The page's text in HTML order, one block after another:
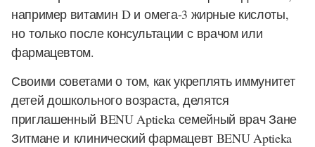
например витамин D и омега-3 жирные кислоты,
но только после консультации с врачом или
фармацевтом.
Своими советами о том, как укреплять иммунитет
детей дошкольного возраста, делятся
приглашенный BENU Aptieka семейный врач Зане
Зитмане и клинический фармацевт BENU Aptieka